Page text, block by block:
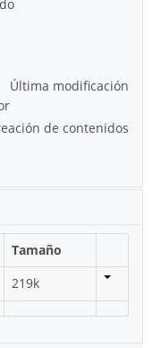
Última modificación
de contenidos
Tamaño
219k